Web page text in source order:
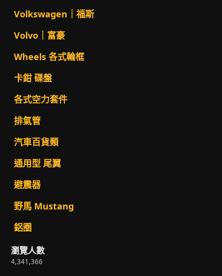
Volkswagen｜福斯
Volvo｜富豪
Wheels 各式輪框
卡鉗 碟盤
各式空力套件
排氣管
汽車百貨類
通用型 尾翼
避震器
野馬 Mustang
鋁圈
瀏覽人數
4,341,366